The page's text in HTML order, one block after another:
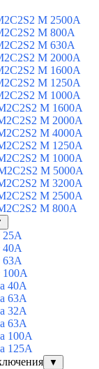
M 2500A
М 800A
М 630A
М 2000A
М 1600A
М 1250A
М 1000A
M 1600A
M 2000A
M 4000A
M 1250A
M 1000A
M 5000A
M 3200A
M 2500A
M 800A
25А
40А
63А
100A
40А
63А
32А
63А
100А
125А
▼